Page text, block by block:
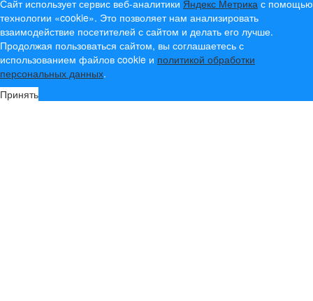
Сайт использует сервис веб-аналитики Яндекс Метрика с помощью
технологии «cookie». Это позволяет нам анализировать
взаимодействие посетителей с сайтом и делать его лучше.
Продолжая пользоваться сайтом, вы соглашаетесь с
использованием файлов cookie и политикой обработки
персональных данных.
Принять